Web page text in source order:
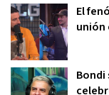
El
unión
Bondi